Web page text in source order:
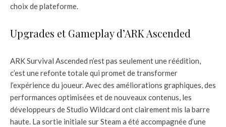
choix de plateforme.
Upgrades et Gameplay d’ARK Ascended
ARK Survival Ascended n’est pas seulement une réédition,
c’est une refonte totale qui promet de transformer
l’expérience du joueur. Avec des améliorations graphiques, des
performances optimisées et de nouveaux contenus, les
développeurs de Studio Wildcard ont clairement mis la barre
haute. La sortie initiale sur Steam a été accompagnée d’une